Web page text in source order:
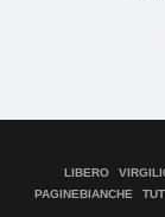
LIBERO
PAGINEBIANCHE